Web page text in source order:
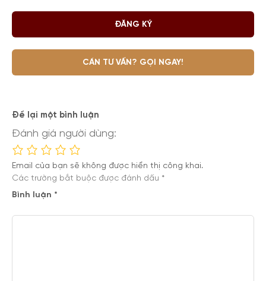
ĐĂNG KÝ
CẦN TƯ VẤN? GỌI NGAY!
Để lại một bình luận
Đánh giá người dùng:
Email của bạn sẽ không được hiển thị công khai.
Các trường bắt buộc được đánh dấu *
Bình luận *